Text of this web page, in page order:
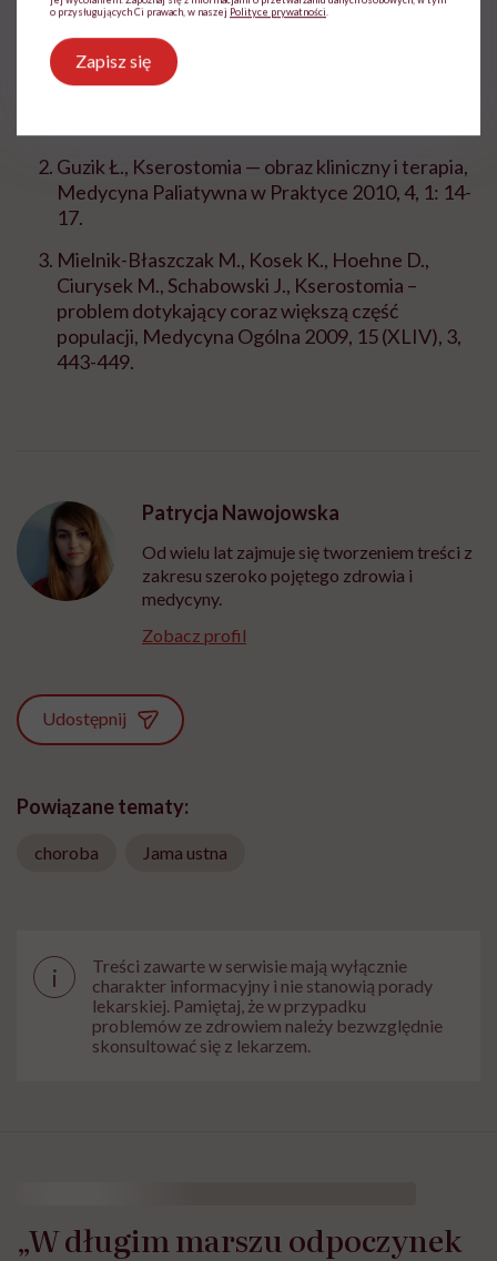
Bibliografia:
Guzik Ł., Kamysz E., Kserostomia – więcej niż
Guzik Ł., Kserostomia — obraz kliniczny i terapia,
Medycyna Paliatywna w Praktyce 2010, 4, 1: 14-
17.
Mielnik-Błaszczak M., Kosek K., Hoehne D.,
Ciurysek M., Schabowski J., Kserostomia –
problem dotykający coraz większą część
populacji, Medycyna Ogólna 2009, 15 (XLIV), 3,
443-449.
Patrycja Nawojowska
Od wielu lat zajmuje się tworzeniem treści z
zakresu szeroko pojętego zdrowia i
medycyny.
Zobacz profil
Udostępnij
Powiązane tematy:
choroba Jama ustna
i
Treści zawarte w serwisie mają wyłącznie
charakter informacyjny i nie stanowią porady
lekarskiej. Pamiętaj, że w przypadku
problemów ze zdrowiem należy bezwzględnie
skonsultować się z lekarzem.
„W długim marszu odpoczynek
o przysługujących Ci prawach, w naszej Polityce prywatności
Zapisz się